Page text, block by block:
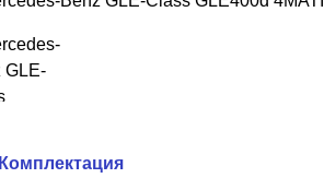
Комплектация